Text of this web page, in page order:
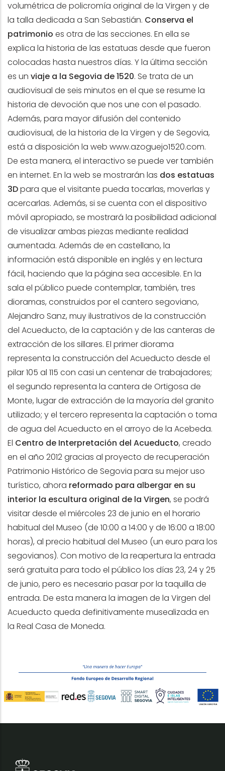
volumétrica de policromía original de la Virgen y de
la talla dedicada a San Sebastián. Conserva el
patrimonio es otra de las secciones. En ella se
explica la historia de las estatuas desde que fueron
colocadas hasta nuestros días. Y la última sección
es un viaje a la Segovia de 1520. Se trata de un
audiovisual de seis minutos en el que se resume la
historia de devoción que nos une con el pasado.
Además, para mayor difusión del contenido
audiovisual, de la historia de la Virgen y de Segovia,
está a disposición la web www.azoguejo1520.com.
De esta manera, el interactivo se puede ver también
en internet. En la web se mostrarán las dos estatuas
3Dpara que el visitante pueda tocarlas, moverlas y
acercarlas. Además, si se cuenta con el dispositivo
móvil apropiado, se mostrará la posibilidad adicional
de visualizar ambas piezas mediante realidad
aumentada. Además de en castellano, la
información está disponible en inglés y en lectura
fácil, haciendo que la página sea accesible. En la
sala el público puede contemplar, también, tres
dioramas, construidos por el cantero segoviano,
Alejandro Sanz, muy ilustrativos de la construcción
del Acueducto, de la captación y de las canteras de
extracción de los sillares. El primer diorama
representa la construcción del Acueducto desde el
pilar 105 al 115 con casi un centenar de trabajadores;
el segundo representa la cantera de Ortigosa de
Monte, lugar de extracción de la mayoría del granito
utilizado; y el tercero representa la captación o toma
de agua del Acueducto en el arroyo de la Acebeda.
El Centro de Interpretación del Acueducto, creado
en el año 2012 gracias al proyecto de recuperación
Patrimonio Histórico de Segovia para su mejor uso
turístico, ahora reformado para albergar en su
interior la escultura original de la Virgen, se podrá
visitar desde el miércoles 23 de junio en el horario
habitual del Museo (de 10:00 a 14:00 y de 16:00 a 18:00
horas), al precio habitual del Museo (un euro para los
segovianos). Con motivo de la reapertura la entrada
será gratuita para todo el público los días 23, 24 y 25
de junio, pero es necesario pasar por la taquilla de
entrada. De esta manera la imagen de la Virgen del
Acueducto queda definitivamente musealizada en
la Real Casa de Moneda.